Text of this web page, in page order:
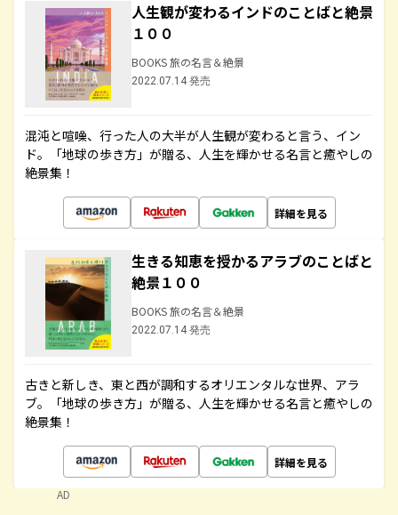
人生観が変わるインドのことばと絶景
１００
BOOKS 旅の名言＆絶景
2022.07.14 発売
混沌と喧噪、行った人の大半が人生観が変わると言う、イン
ド。「地球の歩き方」が贈る、人生を輝かせる名言と癒やしの
絶景集！
詳細を見る
生きる知恵を授かるアラブのことばと
絶景１００
BOOKS 旅の名言＆絶景
2022.07.14 発売
古きと新しき、東と西が調和するオリエンタルな世界、アラ
ブ。「地球の歩き方」が贈る、人生を輝かせる名言と癒やしの
絶景集！
詳細を見る
AD